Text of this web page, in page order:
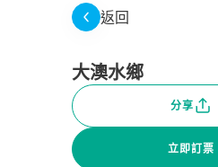
返回
大澳水鄉
分享
立即訂票